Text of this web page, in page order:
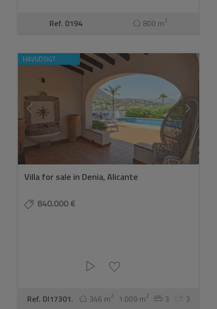
Ref. 0194 800 m2
HAVUDSIGT
Villa for sale in Denia, Alicante
840.000 €
Ref. DI17301. 346 m2 1.009 m2 3 3